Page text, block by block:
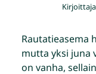
Kirjoittaja
Rautatieasema
mutta yksi juna
on vanha,